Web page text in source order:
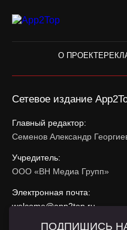
О ПРОЕКТЕ
Сетевое издание
Главный редактор:
Семенов Александр
Учредитель:
ООО «ВН Медиа Групп»
Электронная почта:
welcome@app2top.ru
ПОДПИШИСЬ